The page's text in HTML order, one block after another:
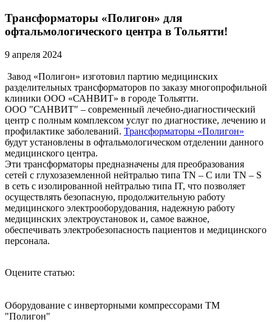
Трансформаторы «Полигон» для
офтальмологического центра в Тольятти!
9 апреля 2024
Завод «Полигон» изготовил партию медицинских
разделительных трансформаторов по заказу многопрофильной
клиники ООО «САНВИТ» в городе Тольятти.
ООО "САНВИТ" – современный лечебно-диагностический
центр с полным комплексом услуг по диагностике, лечению и
профилактике заболеваний. Трансформаторы «Полигон»
будут установлены в офтальмологическом отделении данного
медицинского центра.
Эти трансформаторы предназначены для преобразования
сетей с глухозаземленной нейтралью типа TN – C или TN – S
в сеть с изолированной нейтралью типа IT, что позволяет
осуществлять безопасную, продолжительную работу
медицинского электрооборудования, надежную работу
медицинских электроустановок и, самое важное,
обеспечивать электробезопасность пациентов и медицинского
персонала.
Оцените статью:
Оборудование с инверторными компрессорами ТМ
"Полигон"